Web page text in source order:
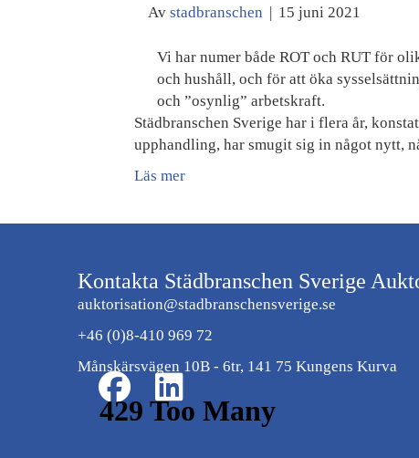
Av stadbranschen | 15 juni 2021
Vi har numer både ROT och RUT för
och hushåll, och för att öka
och ”osynlig” arbetskraft.
Städbranschen Sverige har i flera år,
upphandling, har smugit sig in något nytt,
Läs mer
Kontakta Städbranschen Sverige
auktorisation@stadbranschensverige.se
+46 (0)8-410 969 72
Månskärsvägen 10B - 6tr, 141 75 Kungens Kurva